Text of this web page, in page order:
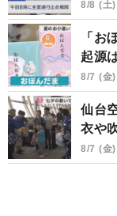
8/8 (土
「お
起源
8/7 (金
仙台
衣や
8/7 (金